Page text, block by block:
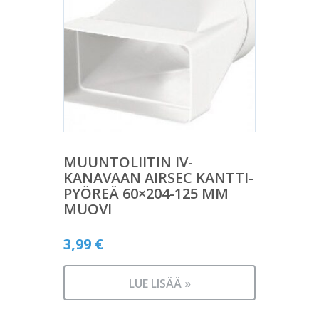
MUUNTOLIITIN IV-
KANAVAAN AIRSEC KANTTI-
PYÖREÄ 60×204-125 MM
MUOVI
3,99 €
LUE LISÄÄ »